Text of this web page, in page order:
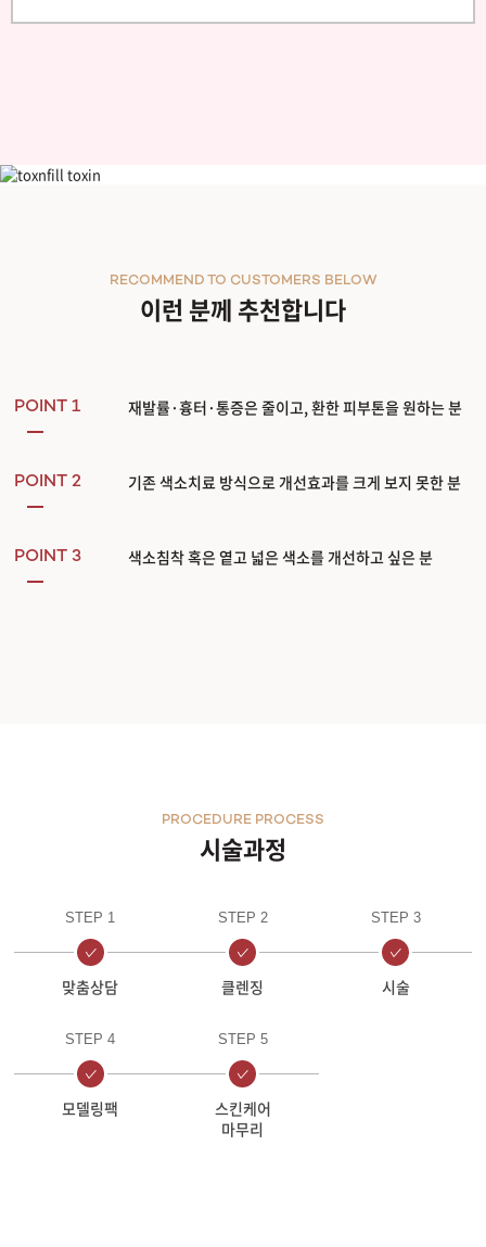
이런 분께 추천합니다
RECOMMEND TO CUSTOMERS BELOW
POINT 1 재발률·흉터·통증은 줄이고, 환한 피부톤을 원하는 분
POINT 2 기존 색소치료 방식으로 개선효과를 크게 보지 못한 분
POINT 3 색소침착 혹은 옅고 넓은 색소를 개선하고 싶은 분
시술과정
PROCEDURE PROCESS
STEP 1
맞춤상담
STEP 2
클렌징
STEP 3
시술
STEP 4
모델링팩
STEP 5
스킨케어
마무리